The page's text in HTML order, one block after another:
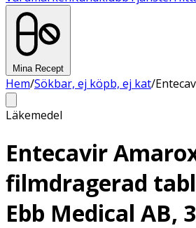
Mina Recept
Hem/Sökbar, ej köpb, ej kat/
Läkemedel
Entecavir
filmdragerad
Ebb Medical AB,